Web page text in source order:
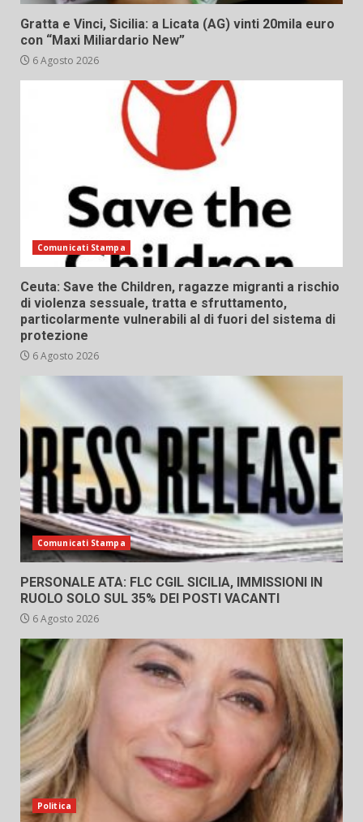
Gratta e Vinci, Sicilia: a Licata (AG) vinti 20mila euro
con “Maxi Miliardario New”
6 Agosto 2026
Comunicati Stampa
Ceuta: Save the Children, ragazze migranti a rischio
di violenza sessuale, tratta e sfruttamento,
particolarmente vulnerabili al di fuori del sistema di
protezione
6 Agosto 2026
Comunicati Stampa
PERSONALE ATA: FLC CGIL SICILIA, IMMISSIONI IN
RUOLO SOLO SUL 35% DEI POSTI VACANTI
6 Agosto 2026
Politica